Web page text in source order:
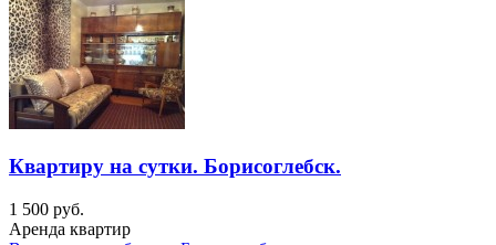
Квартиру на сутки. Борисоглебск.
1 500 руб.
Аренда квартир